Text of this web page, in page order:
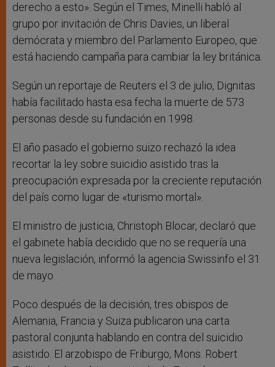
derecho a esto». Según el Times, Minelli habló al
grupo por invitación de Chris Davies, un liberal
demócrata y miembro del Parlamento Europeo, que
está haciendo campaña para cambiar la ley británica.
Según un reportaje de Reuters el 3 de julio, Dignitas
había facilitado hasta esa fecha la muerte de 573
personas desde su fundación en 1998.
El año pasado el gobierno suizo rechazó la idea
recortar la ley sobre suicidio asistido tras la
preocupación expresada por la creciente reputación
del país como lugar de «turismo mortal».
El ministro de justicia, Christoph Blocar, declaró que
el gabinete había decidido que no se requería una
nueva legislación, informó la agencia Swissinfo el 31
de mayo.
Poco después de la decisión, tres obispos de
Alemania, Francia y Suiza publicaron una carta
pastoral conjunta hablando en contra del suicidio
asistido. El arzobispo de Friburgo, Mons. Robert